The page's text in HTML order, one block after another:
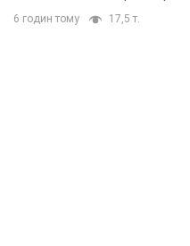
6 годин тому 17,5 т.